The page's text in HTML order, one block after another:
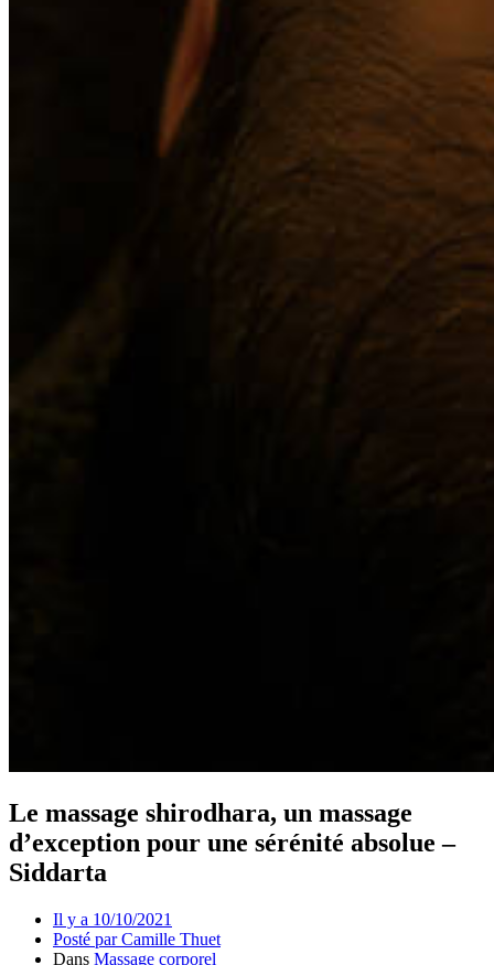
Le massage shirodhara, un massage
d’exception pour une sérénité absolue –
Siddarta
Il y a 10/10/2021
Posté parCamille Thuet
Dans Massage corporel